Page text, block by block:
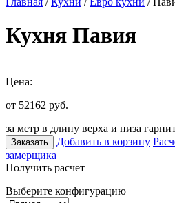
Кухня Павия
Цена:
от 52162 руб.
за метр в длину верха и низа
Заказать Добавить в корзину
замерщика
Получить расчет
Выберите конфигурацию